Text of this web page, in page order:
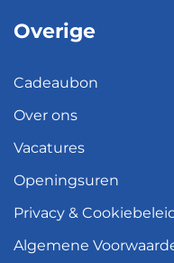
Overige
Cadeaubon
Over ons
Vacatures
Openingsuren
Privacy &
Algemene